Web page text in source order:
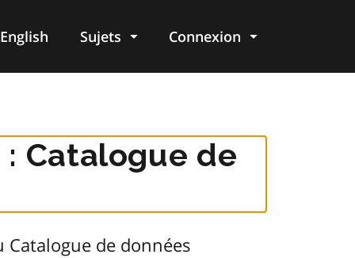
English Sujets Connexion
Catalogue de
de données